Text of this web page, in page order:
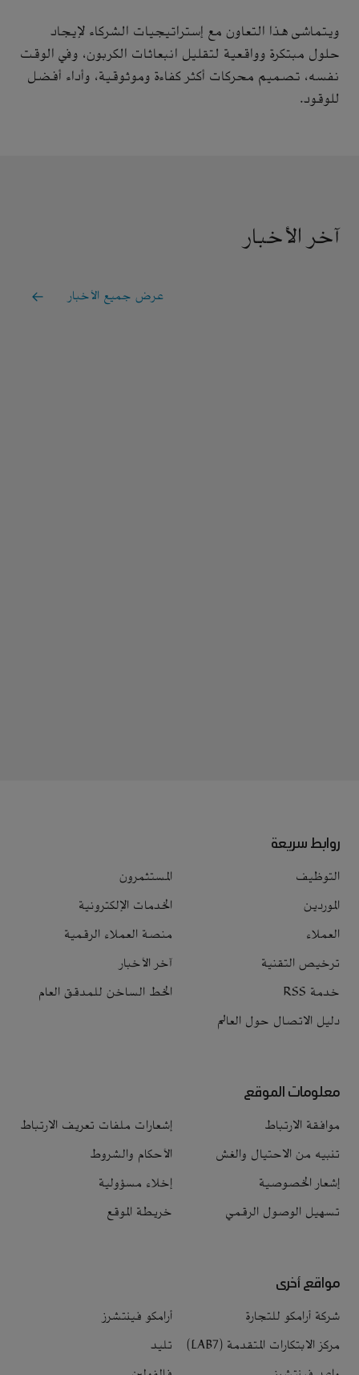
ويتماشى هذا التعاون مع إستراتيجيات الشركاء لإيجاد
حلول مبتكرة وواقعية لتقليل انبعاثات الكربون، وفي الوقت
نفسه، تصميم محركات أكثر كفاءة وموثوقية، وأداء أفضل
للوقود.
آخر الأخبار
عرض جميع الأخبار
روابط سريعة
التوظيف
المستثمرون
الموردين
الخدمات الإلكترونية
العملاء
منصة العملاء الرقمية
ترخيص التقنية
آخر الأخبار
خدمة RSS
الخط الساخن للمدقق العام
دليل الاتصال حول العالم
معلومات الموقع
موافقة الارتباط
إشعارات ملفات تعريف الارتباط
تنبيه من الاحتيال والغش
الأحكام والشروط
إشعار الخصوصية
إخلاء مسؤولية
تسهيل الوصول الرقمي
خريطة الموقع
مواقع أخرى
شركة أرامكو للتجارة
أرامكو فينتشرز
مركز الابتكارات المتقدمة (LAB7)
تليد